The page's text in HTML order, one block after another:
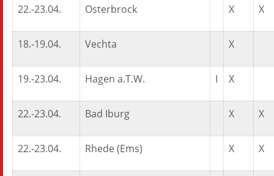
22.-23.04. Osterbrock X X
18.-19.04. Vechta X
19.-23.04. Hagen a.T.W. I X
22.-23.04. Bad Iburg X X
22.-23.04. Rhede (Ems) X X